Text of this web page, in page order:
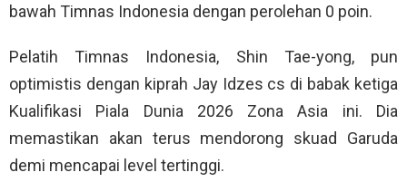
bawah Timnas Indonesia dengan perolehan 0 poin.
Pelatih Timnas Indonesia, Shin Tae-yong, pun
optimistis dengan kiprah Jay Idzes cs di babak ketiga
Kualifikasi Piala Dunia 2026 Zona Asia ini. Dia
memastikan akan terus mendorong skuad Garuda
demi mencapai level tertinggi.